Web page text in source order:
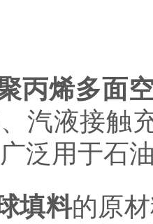
丙烯多面
汽液接触
泛用于石
填料的原